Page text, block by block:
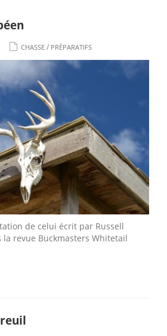
CHASSE / PRÉPARATIFS
de celui écrit par Russell
revue Buckmasters Whitetail